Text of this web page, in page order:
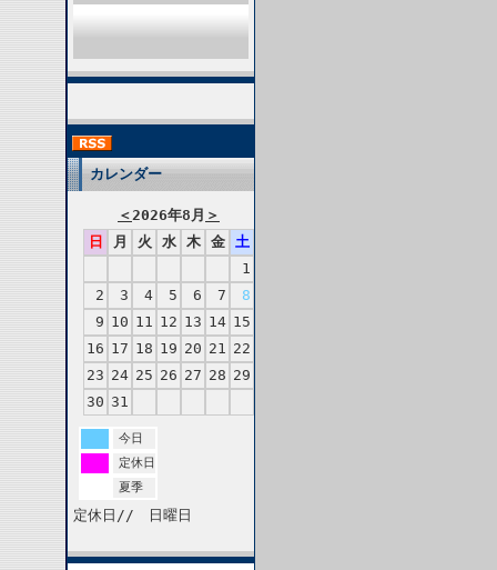
カレンダー
＜2026年8月 ＞
日
月 火 水 木 金
土
1
2
3 4 5 6 7
8
9 10 11 12 13 14 15
16 17 18 19 20 21 22
23 24 25 26 27 28 29
30 31
今日
定休日
夏季
定休日// 日曜日